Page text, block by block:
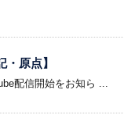
原点】
配信開始をお知ら ...